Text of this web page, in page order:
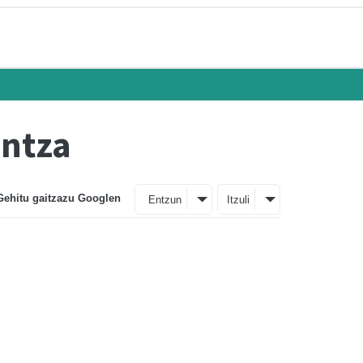
gaitzazu Googlen Entzun Itzuli